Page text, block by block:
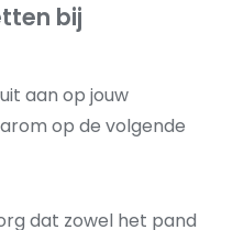
bij
aan op jouw
op de volgende
dat zowel het pand